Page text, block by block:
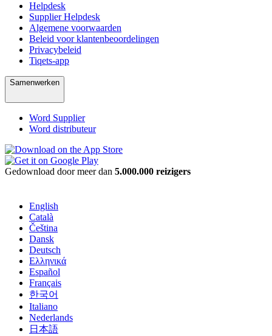
Helpdesk
Supplier Helpdesk
Algemene voorwaarden
Beleid voor klantenbeoordelingen
Privacybeleid
Tiqets-app
Samenwerken
Word Supplier
Word distributeur
Gedownload door meer dan 5.000.000 reizigers
English
Català
Čeština
Dansk
Deutsch
Ελληνικά
Español
Français
한국어
Italiano
Nederlands
日本語